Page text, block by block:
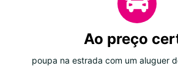
Ao preço
poupa na estrada com um aluguer